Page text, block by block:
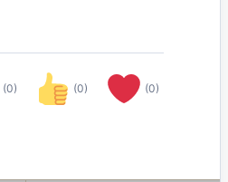
(0) (0) (0)